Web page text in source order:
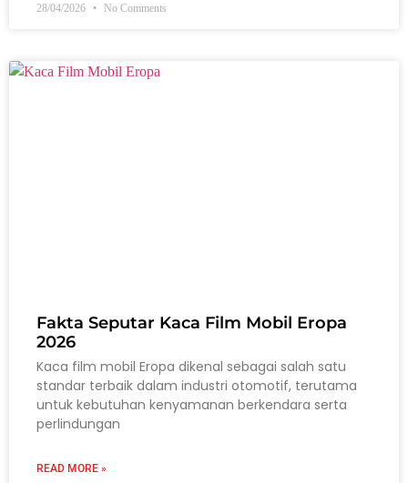
28/04/2026 No Comments
Fakta Seputar Kaca Film Mobil Eropa
2026
Kaca film mobil Eropa dikenal sebagai salah satu
standar terbaik dalam industri otomotif, terutama
untuk kebutuhan kenyamanan berkendara serta
perlindungan
READ MORE »